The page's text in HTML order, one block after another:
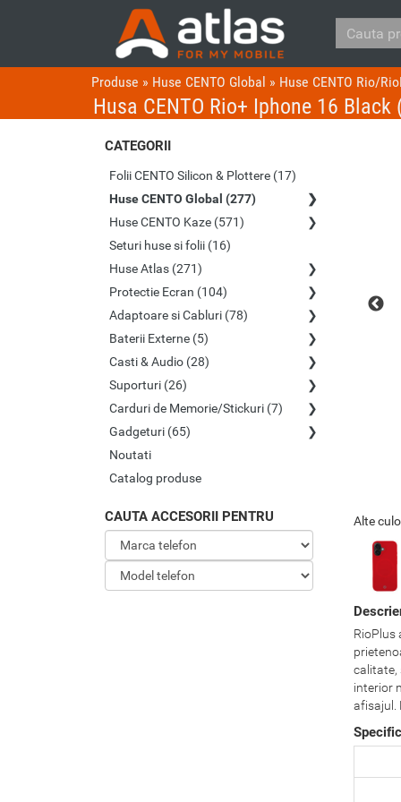
Produse » Huse CENTO Global » Huse CENTO Rio/
Husa CENTO Rio+ Iphone 16 Black
CATEGORII
Folii CENTO Silicon & Plottere (17)
Huse CENTO Global (277)
Huse CENTO Kaze (571)
Seturi huse si folii (16)
Huse Atlas (271)
Protectie Ecran (104)
Adaptoare si Cabluri (78)
Baterii Externe (5)
Casti & Audio (28)
Suporturi (26)
Carduri de Memorie/Stickuri (7)
Gadgeturi (65)
Noutati
Catalog produse
CAUTA ACCESORII PENTRU Alte
RioPlus
calitate,
interior
afisajul.